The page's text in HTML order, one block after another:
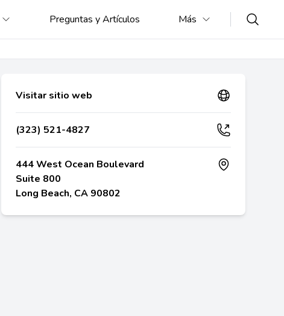
Preguntas y Artículos Más
Visitar sitio web
(323) 521-4827
444 West Ocean Boulevard
Suite 800
Long Beach, CA 90802